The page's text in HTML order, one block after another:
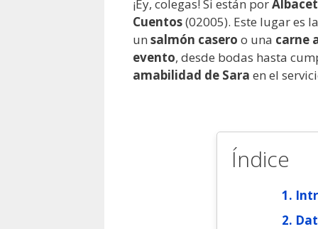
¡Ey, colegas! Si están por
Cuentos(02005). Este lugar es
un salmón casero o una carne
evento, desde bodas hasta
amabilidad de Sara en el
Índice